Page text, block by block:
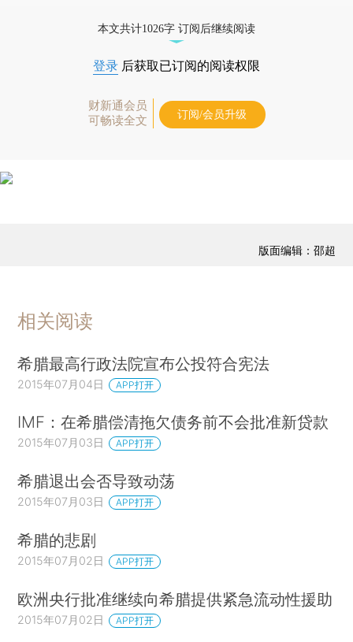
本文共计1026字 订阅后继续阅读
登录 后获取已订阅的阅读权限
财新通会员
可畅读全文
订阅/会员升级
版面编辑：邵超
相关阅读
希腊最高行政法院宣布公投符合宪法
2015年07月04日 APP打开
IMF：在希腊偿清拖欠债务前不会批准新贷款
2015年07月03日 APP打开
希腊退出会否导致动荡
2015年07月03日 APP打开
希腊的悲剧
2015年07月02日 APP打开
欧洲央行批准继续向希腊提供紧急流动性援助
2015年07月02日 APP打开